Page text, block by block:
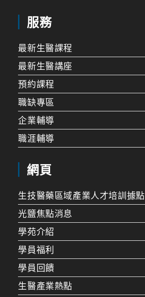
服務
最新生醫課程
最新生醫講座
預約課程
職缺專區
企業輔導
職涯輔導
網頁
生技醫藥區域產業人才培訓據點
光鹽焦點消息
學苑介紹
學員福利
學員回饋
生醫產業熱點